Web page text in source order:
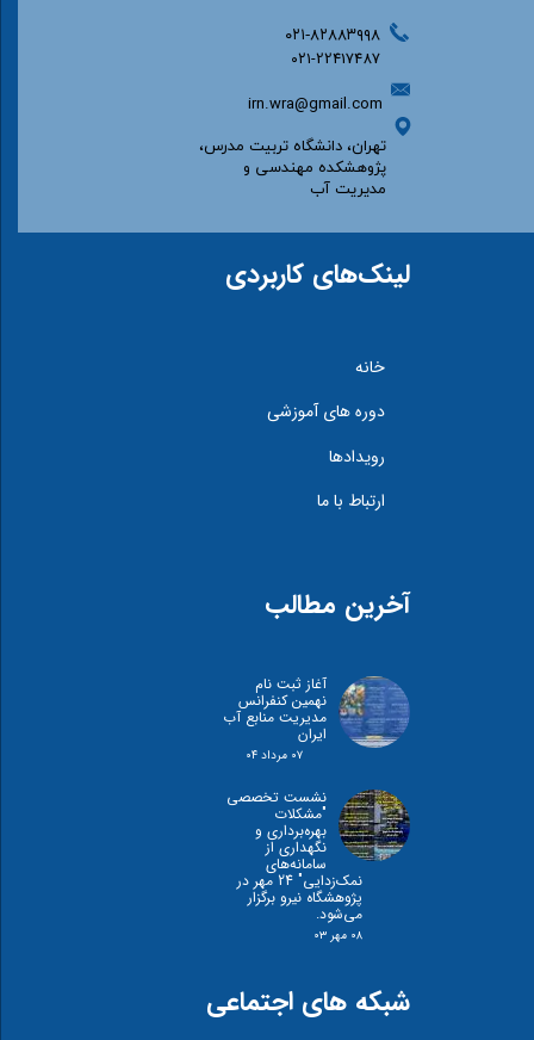
۰۲۱-۸۲۸۸۳۹۹۸
۰۲۱-22417487
irn.wra@gmail.com
تهران، دانشگاه تربیت مدرس،
پژوهشکده مهندسی و
مدیریت آب​​​​​​​
لینک‌های کاربردی
خانه
دوره های آموزشی
رویدادها
ارتباط با ما
آخرین مطالب
آغاز ثبت نام
نهمین کنفرانس
مدیریت منابع آب
ایران
۰۷ مرداد ۰۴
نشست تخصصی
"مشكلات
بهره‌برداری و
نگهداری از
سامانه‌های
نمک‌زدايی" 24 مهر در
پژوهشگاه نیرو برگزار
می‌شود.
۰۸ مهر ۰۳
شبکه های اجتماعی